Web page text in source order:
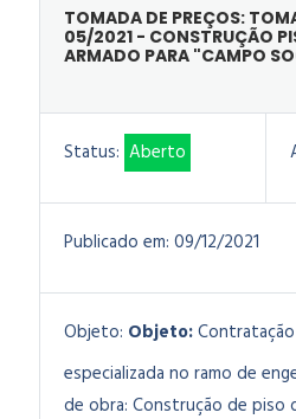
TOMADA DE PREÇOS:
05/2021 - CONSTRUÇÃO
ARMADO PARA "CAMPO
Status: Aberto
Publicado em: 09/12/2021
Objeto: Objeto:
especializada no ramo de
de obra: Construção de piso